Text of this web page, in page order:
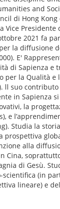
and
di Hong
Vice Presidente
2021 fa
la diffusione
E'
di Sapienza e
per la Qualità e
ll suo
in Sapienza
la
e
Studia la
prospettiva
alla
Cina,
di Gesù.
(in
lineare) e